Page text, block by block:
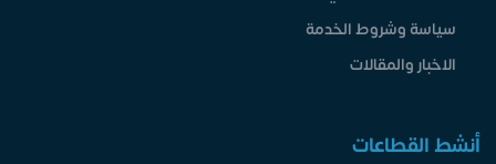
سياسة وشروط الخدمة
الاخبار والمقالات
أنشط القطاعات